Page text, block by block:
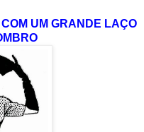
UM GRANDE LAÇO